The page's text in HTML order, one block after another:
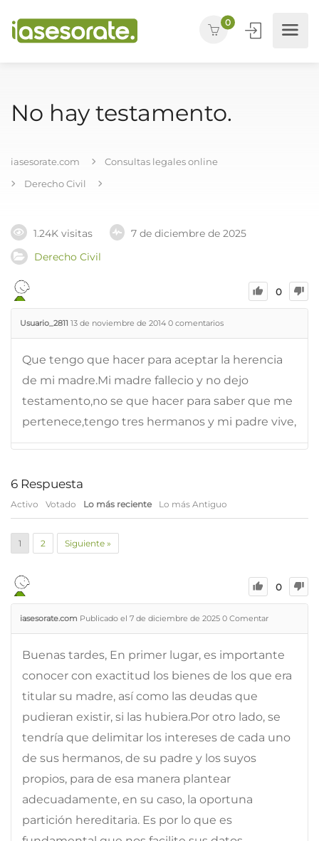
0
No hay testamento.
iasesorate.com
Consultas legales online
Derecho Civil
1.24K visitas
7 de diciembre de 2025
Derecho Civil
0
Usuario_2811 13 de noviembre de 2014 0 comentarios
Que tengo que hacer para aceptar la herencia
de mi madre.Mi madre fallecio y no dejo
testamento,no se que hacer para saber que me
pertenece,tengo tres hermanos y mi padre vive,
6 Respuesta
Activo Votado Lo más reciente Lo más Antiguo
1 2 Siguiente »
0
iasesorate.com Publicado el 7 de diciembre de 2025 0 Comentar
Buenas tardes, En primer lugar, es importante
conocer con exactitud los bienes de los que era
titular su madre, así como las deudas que
pudieran existir, si las hubiera.Por otro lado, se
tendría que delimitar los intereses de cada uno
de sus hermanos, de su padre y los suyos
propios, para de esa manera plantear
adecuadamente, en su caso, la oportuna
partición hereditaria. Es por lo que es